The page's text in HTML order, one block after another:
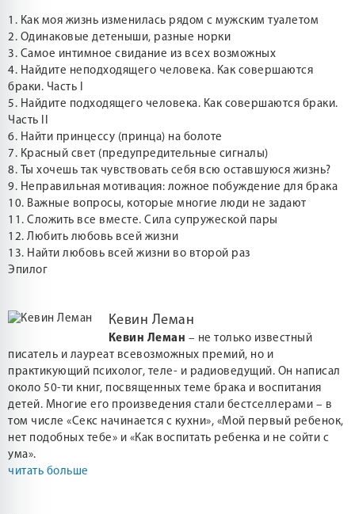
1. Как моя жизнь изменилась рядом с мужским туалетом
2. Одинаковые детеныши, разные норки
3. Самое интимное свидание из всех возможных
4. Найдите неподходящего человека. Как совершаются
браки. Часть I
5. Найдите подходящего человека. Как совершаются браки.
Часть II
6. Найти принцессу (принца) на болоте
7. Красный свет (предупредительные сигналы)
8. Ты хочешь так чувствовать себя всю оставшуюся жизнь?
9. Неправильная мотивация: ложное побуждение для брака
10. Важные вопросы, которые многие люди не задают
11. Сложить все вместе. Сила супружеской пары
12. Любить любовь всей жизни
13. Найти любовь всей жизни во второй раз
Эпилог
Кевин Леман
Кевин Леман – не только известный
писатель и лауреат всевозможных премий, но и
практикующий психолог, теле- и радиоведущий. Он написал
около 50-ти книг, посвященных теме брака и воспитания
детей. Многие его произведения стали бестселлерами – в
том числе «Секс начинается с кухни», «Мой первый ребенок,
нет подобных тебе» и «Как воспитать ребенка и не сойти с
ума».
читать больше